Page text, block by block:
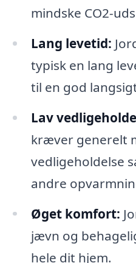
mindske CO2-
Lang levetid:
typisk en lang
til en god
Lav
kræver generelt
vedligeholdelse
andre
Øget komfort:
jævn og
hele dit hjem.